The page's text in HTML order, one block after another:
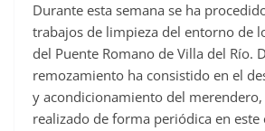
o
o
k
Durante esta semana se ha
trabajos de limpieza del entorno de
del Puente Romano de Villa del Río.
remozamiento ha consistido en el
y acondicionamiento del
realizado de forma periódica en este